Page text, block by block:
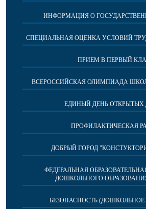
ИНФОРМАЦИЯ О
СПЕЦИАЛЬНАЯ ОЦЕНКА УСЛОВИЙ
ПРИЕМ В ПЕРВЫЙ
ВСЕРОССИЙСКАЯ ОЛИМПИАДА
ЕДИНЫЙ ДЕНЬ ОТКРЫТЫХ
ПРОФИЛАКТИЧЕСКАЯ
ДОБРЫЙ ГОРОД
ФЕДЕРАЛЬНАЯ
ДОШКОЛЬНОГО
БЕЗОПАСНОСТЬ (ДОШКОЛЬНОЕ